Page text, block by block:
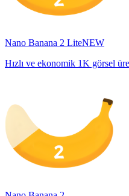
Nano Banana 2 LiteNEW
Hızlı ve ekonomik 1K görsel